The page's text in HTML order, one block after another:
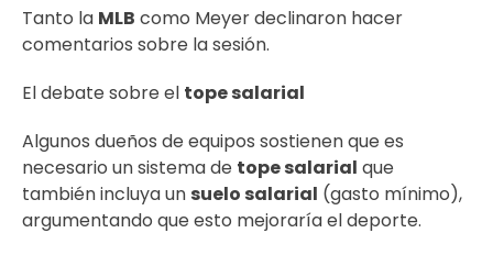
Tanto la MLB como Meyer declinaron hacer
comentarios sobre la sesión.
El debate sobre el tope salarial
Algunos dueños de equipos sostienen que es
necesario un sistema de tope salarial que
también incluya un suelo salarial (gasto mínimo),
argumentando que esto mejoraría el deporte.